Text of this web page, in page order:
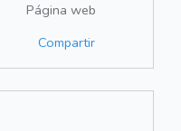
Página web
Compartir